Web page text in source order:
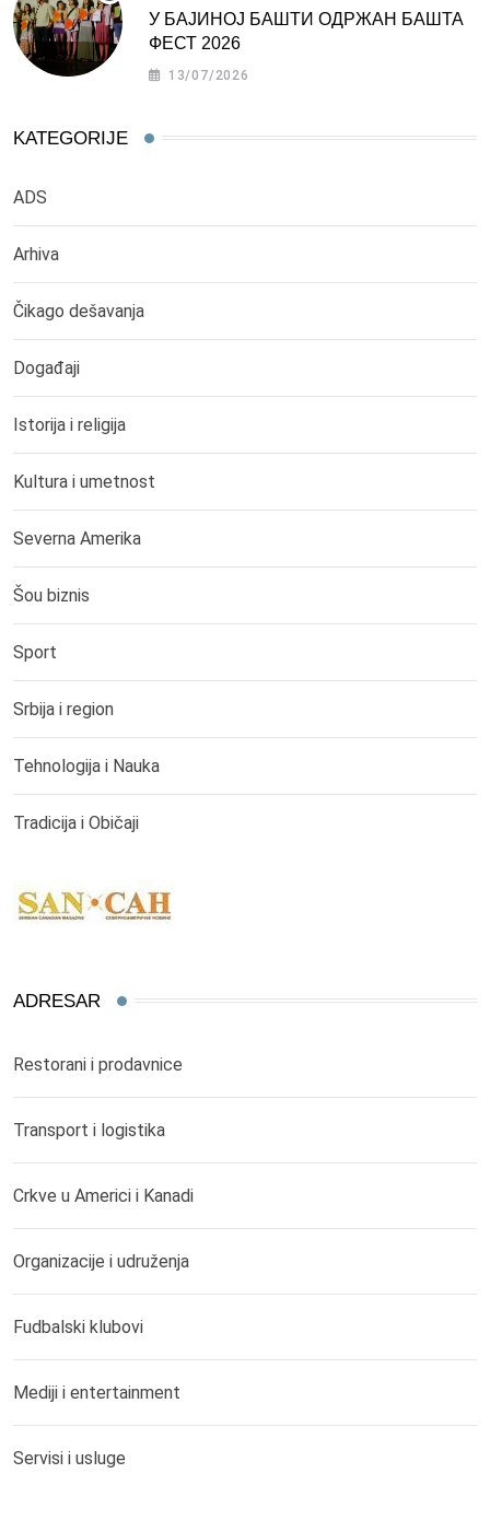
У БАЈИНОЈ БАШТИ ОДРЖАН БАШТА
ФЕСТ 2026
13/07/2026
KATEGORIJE
ADS
Arhiva
Čikago dešavanja
Događaji
Istorija i religija
Kultura i umetnost
Severna Amerika
Šou biznis
Sport
Srbija i region
Tehnologija i Nauka
Tradicija i Običaji
ADRESAR
Restorani i prodavnice
Transport i logistika
Crkve u Americi i Kanadi
Organizacije i udruženja
Fudbalski klubovi
Mediji i entertainment
Servisi i usluge